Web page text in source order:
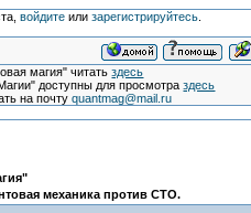
войдитеили зарегистрируйтесь.
магия" читатьздесь
доступны для просмотраздесь
на почтуquantmag@mail.ru
механика против СТО.